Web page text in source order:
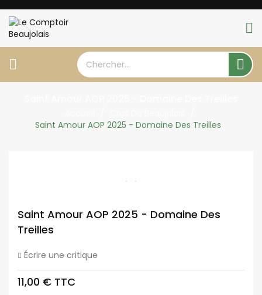
 
Saint Amour AOP 2025 - Domaine Des Treilles
Saint Amour AOP 2025 - Domaine Des
Treilles
Écrire une critique
11,00 € TTC